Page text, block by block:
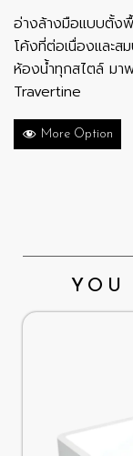
อ่างล้างมือแบบตั้ง
โค้งที่ต่อเนื่องและ
ห้องน้ำทุกสไตล์ ม
Travertine
More Option